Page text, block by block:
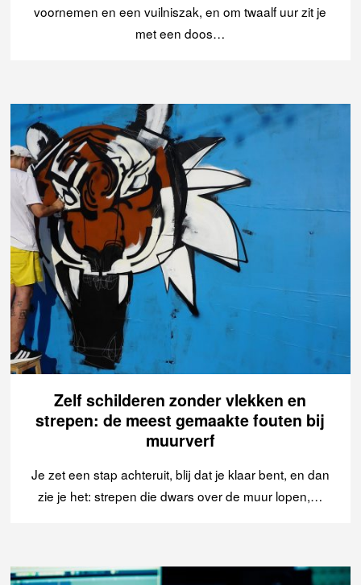
voornemen en een vuilniszak, en om twaalf uur zit je
met een doos…
Zelf schilderen zonder vlekken en
strepen: de meest gemaakte fouten bij
muurverf
Je zet een stap achteruit, blij dat je klaar bent, en dan
zie je het: strepen die dwars over de muur lopen,…